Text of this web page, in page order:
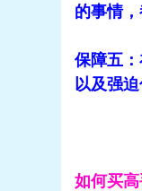
的事情
保障五
以及强
如何买